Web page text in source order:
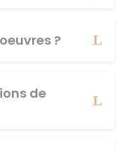
?
de